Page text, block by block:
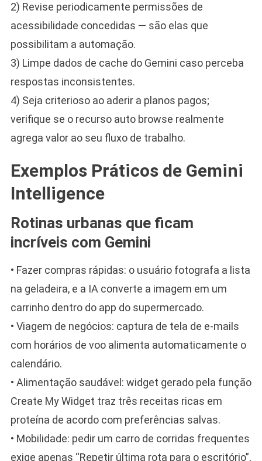
2) Revise periodicamente permissões de
acessibilidade concedidas — são elas que
possibilitam a automação.
3) Limpe dados de cache do Gemini caso perceba
respostas inconsistentes.
4) Seja criterioso ao aderir a planos pagos;
verifique se o recurso auto browse realmente
agrega valor ao seu fluxo de trabalho.
Exemplos Práticos de Gemini
Intelligence
Rotinas urbanas que ficam
incríveis com Gemini
• Fazer compras rápidas: o usuário fotografa a lista
na geladeira, e a IA converte a imagem em um
carrinho dentro do app do supermercado.
• Viagem de negócios: captura de tela de e-mails
com horários de voo alimenta automaticamente o
calendário.
• Alimentação saudável: widget gerado pela função
Create My Widget traz três receitas ricas em
proteína de acordo com preferências salvas.
• Mobilidade: pedir um carro de corridas frequentes
exige apenas “Repetir última rota para o escritório”,